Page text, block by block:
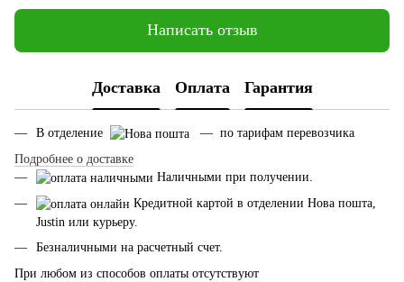
Написать отзыв
Доставка Оплата Гарантия
В отделение
— по тарифам перевозчика
Подробнее о доставке
Наличными при получении.
Кредитной картой в отделении Нова пошта,
Justin или курьеру.
Безналичными на расчетный счет.
При любом из способов оплаты отсутствуют